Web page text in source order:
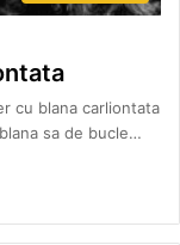
cu blana carliontata
sa de bucle…